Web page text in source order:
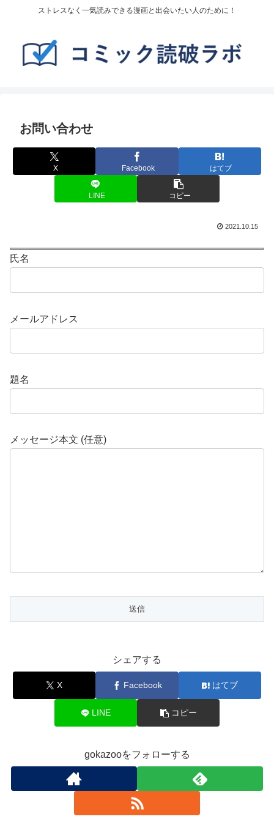
ストレスなく一気読みできる漫画と出会いたい人のために！
お問い合わせ
X Facebook はてブ
LINE コピー
2021.10.15
氏名
メールアドレス
題名
メッセージ本文 (任意)
シェアする
X Facebook はてブ
LINE コピー
gokazooをフォローする